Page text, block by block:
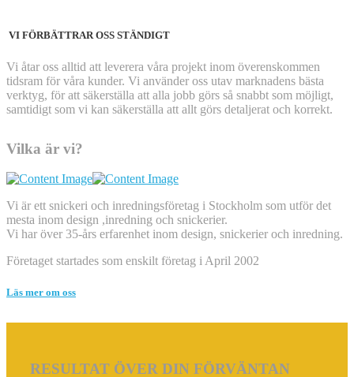
VI FÖRBÄTTRAR OSS STÄNDIGT
Vi åtar oss alltid att leverera våra projekt inom överenskommen
tidsram för våra kunder. Vi använder oss utav marknadens bästa
verktyg, för att säkerställa att alla jobb görs så snabbt som möjligt,
samtidigt som vi kan säkerställa att allt görs detaljerat och korrekt.
Vilka är vi?
Vi är ett snickeri och inredningsföretag i Stockholm som utför det
mesta inom design ,inredning och snickerier.
Vi har över 35-års erfarenhet inom design, snickerier och inredning.
Företaget startades som enskilt företag i April 2002
Läs mer om oss
RESULTAT ÖVER DIN FÖRVÄNTAN